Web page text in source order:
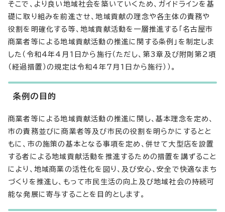
そこで、より良い地域社会を築いていくため、ガイドラインを基
礎に取り組みを前進させ、地域貢献の理念や各主体の責務や
役割を明確化する等、地域貢献活動を一層推進する「名古屋市
商業者等による地域貢献活動の推進に関する条例」を制定しま
した（令和4年4月1日から施行（ただし、第3章及び附則第2項
（経過措置）の規定は令和4年7月1日から施行））。
条例の目的
商業者等による地域貢献活動の推進に関し、基本理念を定め、
市の責務並びに商業者等及び市民の役割を明らかにするとと
もに、市の施策の基本となる事項を定め、併せて大型店を設置
する者による地域貢献活動を推進するための措置を講ずること
により、地域商業の活性化を図り、及び安心、安全で快適なまち
づくりを推進し、もって市民生活の向上及び地域社会の持続可
能な発展に寄与することを目的とします。